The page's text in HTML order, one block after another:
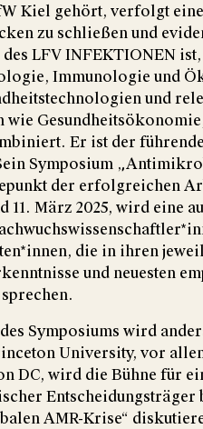
Kiel gehört, verfolgt
zu schließen und
LFV INFEKTIONEN
Immunologie und
und
wie
Er ist der
Symposium
der erfolgreichen
11. März 2025, wird eine
die in ihren
und neuesten
Symposiums wird
University, vor
DC, wird die Bühne für
Entscheidungsträger
AMR-Krise“